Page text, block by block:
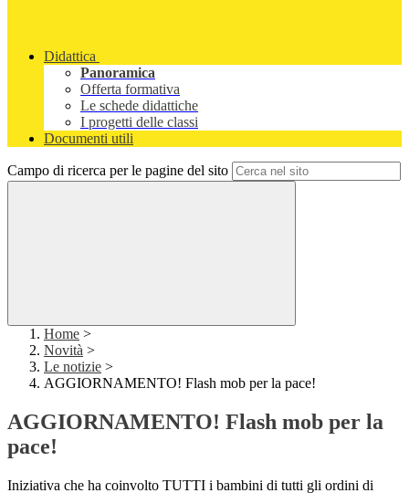
Didattica
Panoramica
Offerta formativa
Le schede didattiche
I progetti delle classi
Documenti utili
Campo di ricerca per le pagine del sito
Home >
Novità >
Le notizie >
AGGIORNAMENTO! Flash mob per la pace!
AGGIORNAMENTO! Flash mob per la
pace!
Iniziativa che ha coinvolto TUTTI i bambini di tutti gli ordini di